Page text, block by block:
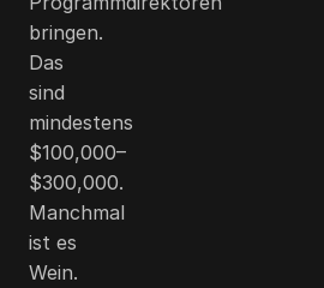
bringen.
Das
sind
mindestens
$100,000–
$300,000.
Manchmal
ist es
Wein.